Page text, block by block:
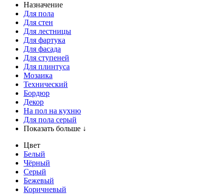
Назначение
Для пола
Для стен
Для лестницы
Для фартука
Для фасада
Для ступеней
Для плинтуса
Мозаика
Технический
Бордюр
Декор
На пол на кухню
Для пола серый
Показать больше ↓
Цвет
Белый
Чёрный
Серый
Бежевый
Коричневый